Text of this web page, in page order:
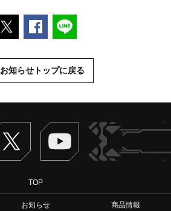
ポストするFacebookでシェアする
お知らせトップに戻る
Twitter ヴァンガードch
TOP
お知らせ
商品情報